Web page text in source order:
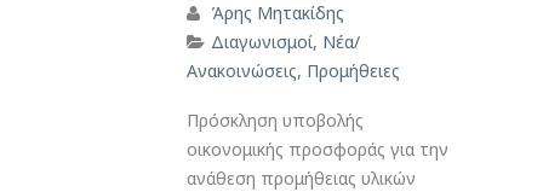
Άρης Μητακίδης
Διαγωνισμοί, Νέα/
Ανακοινώσεις, Προμήθειες
Πρόσκληση υποβολής
οικονομικής προσφοράς για την
ανάθεση προμήθειας υλικών